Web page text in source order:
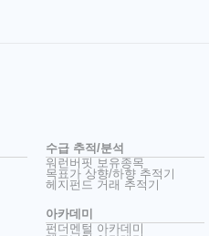
수급 추적/분석
워런버핏 보유종목
목표가 상향/하향 추적기
헤지펀드 거래 추적기
아카데미
펀더멘털 아카데미